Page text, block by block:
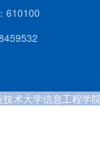
610100
技术大学信息工程